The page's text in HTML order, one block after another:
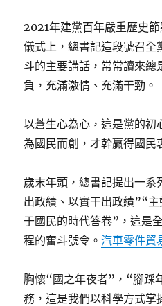
2021年建黨百年嚴重歷史
儀式上，總書記這段號召全
斗的主要講話，常常讀來總
負，充滿激情、充滿干勁。
以蒼生心為心，這是黨的初
為國民而創，才幹贏得國民
歲末年頭，總書記提出一
出政績、以實干出政績”“
于國民的時代答卷”，這是
程的奮斗號令。汽車零件貿
胸懷“國之年夜者”，“腳踩
務，這是我們以科學方式掌